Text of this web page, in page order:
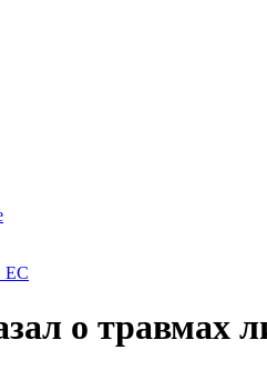
ЕС
о травмах